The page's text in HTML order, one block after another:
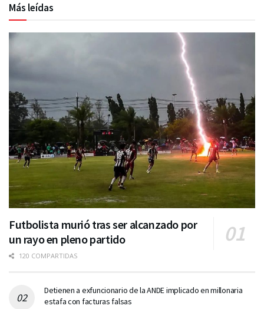
Más leídas
Futbolista murió tras ser alcanzado por
un rayo en pleno partido
120 COMPARTIDAS
Detienen a exfuncionario de la ANDE implicado en millonaria
estafa con facturas falsas